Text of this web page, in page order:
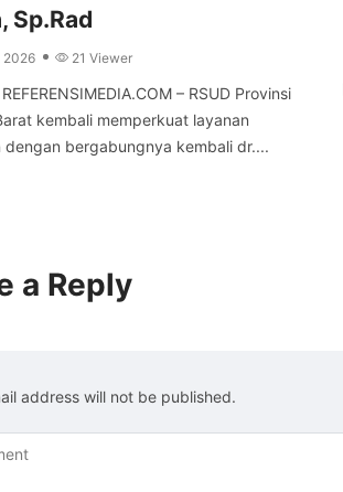
Sp.Rad
2026 21 Viewer
– RSUD Provinsi
kembali memperkuat layanan
dengan bergabungnya kembali dr....
a Reply
address will not be published.